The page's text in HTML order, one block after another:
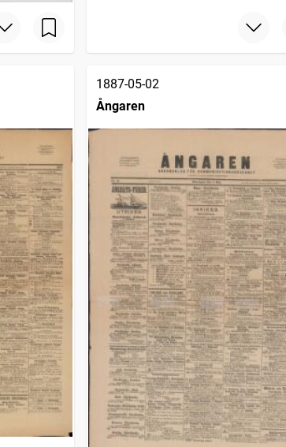
1887-05-02
Ångaren